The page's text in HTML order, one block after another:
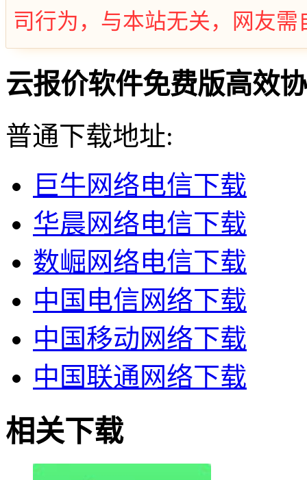
司行为，与本站无关，网友需
云报价软件免费版高效
普通下载地址:
巨牛网络电信下载
华晨网络电信下载
数崛网络电信下载
中国电信网络下载
中国移动网络下载
中国联通网络下载
相关下载